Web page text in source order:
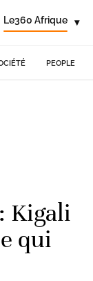
Le360 Afrique ▾
PEOPLE
Kigali
qui